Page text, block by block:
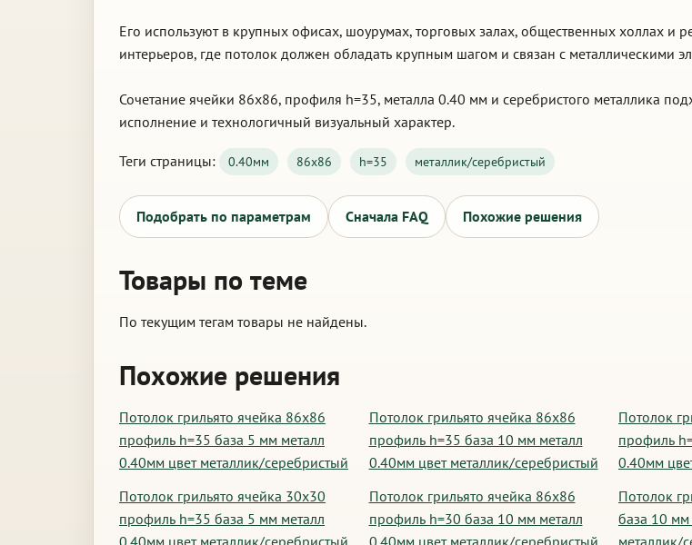
Его используют в крупных офисах, шоурумах, торговых залах, общественных холлах и
интерьеров, где потолок должен обладать крупным шагом и связан с металлическими
Сочетание ячейки 86х86, профиля h=35, металла 0.40 мм и серебристого металлика
исполнение и технологичный визуальный характер.
Теги страницы: 0.40мм 86х86 h=35 металлик/серебристый
Подобрать по параметрам Сначала FAQ Похожие решения
Товары по теме
По текущим тегам товары не найдены.
Похожие решения
Потолок грильято ячейка 86х86
профиль h=35 база 5 мм металл
0.40мм цвет металлик/серебристый
Потолок грильято ячейка 86х86
профиль h=35 база 10 мм металл
0.40мм цвет металлик/серебристый
Потолок
профиль
0.40мм
Потолок грильято ячейка 30х30
профиль h=35 база 5 мм металл
0.40мм цвет металлик/серебристый
Потолок грильято ячейка 86х86
профиль h=30 база 10 мм металл
0.40мм цвет металлик/серебристый
Потолок
база 10 мм
металлик/